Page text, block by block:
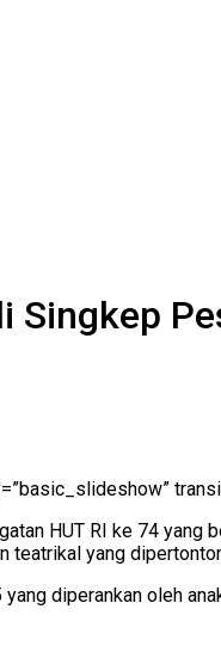
Singkep
HUT RI ke 74
teatrikal yang
diperankan oleh